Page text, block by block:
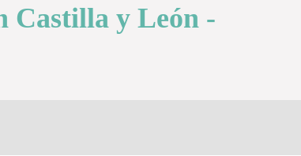
Castilla y León -